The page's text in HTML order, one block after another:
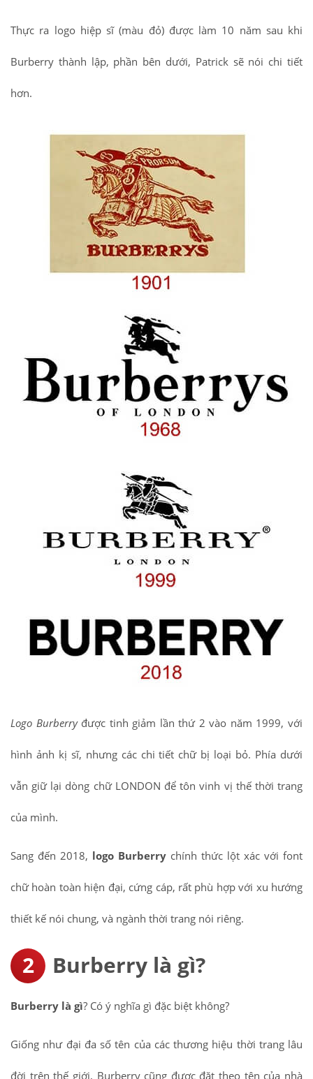
Thực ra logo hiệp sĩ (màu đỏ) được làm 10 năm sau khi
Burberry thành lập, phần bên dưới, Patrick sẽ nói chi tiết
hơn.
Logo Burberryđược tinh giảm lần thứ 2 vào năm 1999, với
hình ảnh kị sĩ, nhưng các chi tiết chữ bị loại bỏ. Phía dưới
vẫn giữ lại dòng chữ LONDON để tôn vinh vị thế thời trang
của mình.
Sang đến 2018, logo Burberry chính thức lột xác với font
chữ hoàn toàn hiện đại, cứng cáp, rất phù hợp với xu hướng
thiết kế nói chung, và ngành thời trang nói riêng.
Burberry là gì?
Burberry là gì? Có ý nghĩa gì đặc biệt không?
Giống như đại đa số tên của các thương hiệu thời trang lâu
đời trên thế giới, Burberry cũng được đặt theo tên của nhà